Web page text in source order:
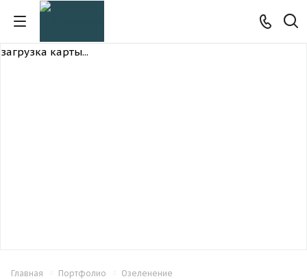
загрузка карты...
Главная Портфолио Озеленение